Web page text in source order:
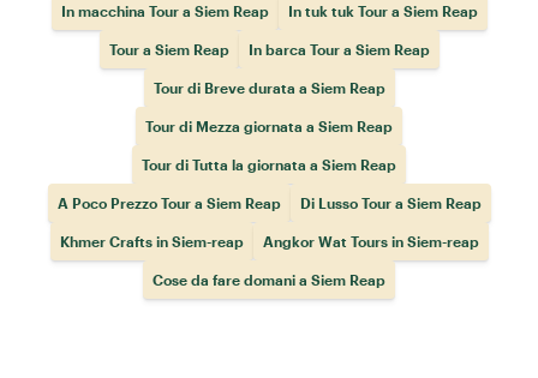
In macchina Tour a Siem Reap In tuk tuk Tour a Siem Reap
Tour a Siem Reap In barca Tour a Siem Reap
Tour di Breve durata a Siem Reap
Tour di Mezza giornata a Siem Reap
Tour di Tutta la giornata a Siem Reap
A Poco Prezzo Tour a Siem Reap Di Lusso Tour a Siem Reap
Khmer Crafts in Siem-reap Angkor Wat Tours in Siem-reap
Cose da fare domani a Siem Reap